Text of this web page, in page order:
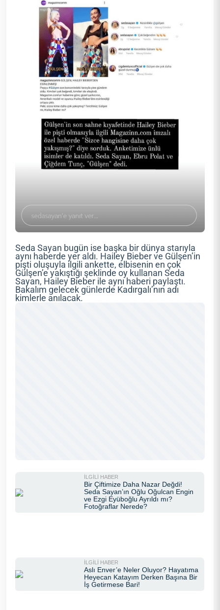
Seda Sayan bugün ise başka bir dünya starıyla
aynı haberde yer aldı. Hailey Bieber ve Gülşen’in
pişti oluşuyla ilgili ankette, elbisenin en çok
Gülşen’e yakıştığı şeklinde oy kullanan Seda
Sayan, Hailey Bieber ile aynı haberi paylaştı.
Bakalım gelecek günlerde Kadırgalı’nın adı
kimlerle anılacak.